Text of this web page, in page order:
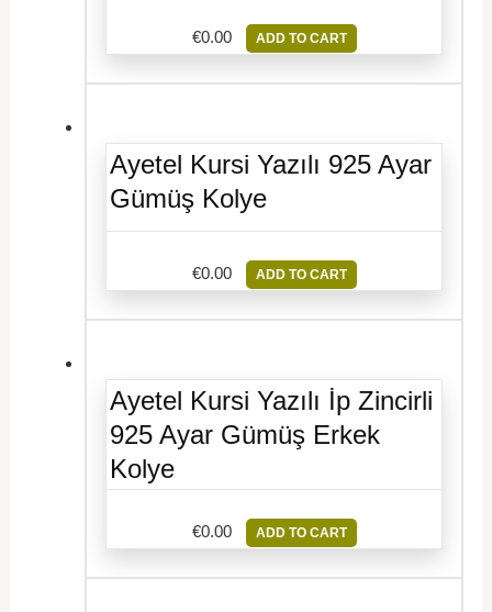
€0.00 ADD TO CART
Ayetel Kursi Yazılı 925 Ayar
Gümüş Kolye
€0.00 ADD TO CART
Ayetel Kursi Yazılı İp Zincirli
925 Ayar Gümüş Erkek
Kolye
€0.00 ADD TO CART